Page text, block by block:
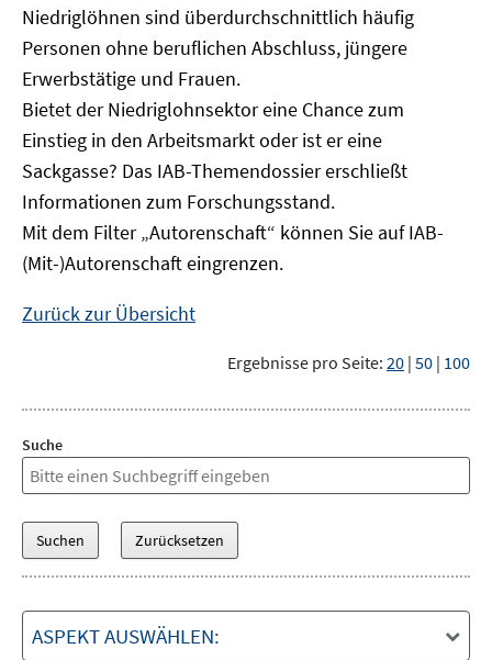
Niedriglöhnen sind überdurchschnittlich häufig
Personen ohne beruflichen Abschluss, jüngere
Erwerbstätige und Frauen.
Bietet der Niedriglohnsektor eine Chance zum
Einstieg in den Arbeitsmarkt oder ist er eine
Sackgasse? Das IAB-Themendossier erschließt
Informationen zum Forschungsstand.
Mit dem Filter „Autorenschaft“ können Sie auf IAB-
(Mit-)Autorenschaft eingrenzen.
Zurück zur Übersicht
Ergebnisse pro Seite: 20 | 50 | 100
Suche
ASPEKT AUSWÄHLEN: